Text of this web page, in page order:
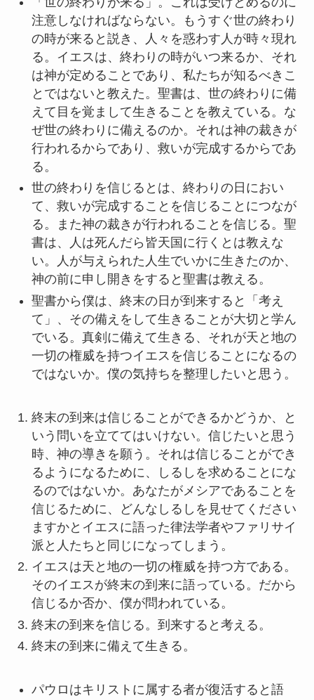
注意しなければならない。もうすぐ世の終わり
の時が来ると説き、人々を惑わす人が時々現れ
る。イエスは、終わりの時がいつ来るか、それ
は神が定めることであり、私たちが知るべきこ
とではないと教えた。聖書は、世の終わりに備
えて目を覚まして生きることを教えている。な
ぜ世の終わりに備えるのか。それは神の裁きが
行われるからであり、救いが完成するからであ
る。
世の終わりを信じるとは、終わりの日におい
て、救いが完成することを信じることにつなが
る。また神の裁きが行われることを信じる。聖
書は、人は死んだら皆天国に行くとは教えな
い。人が与えられた人生でいかに生きたのか、
神の前に申し開きをすると聖書は教える。
聖書から僕は、終末の日が到来すると「考え
て」、その備えをして生きることが大切と学ん
でいる。真剣に備えて生きる、それが天と地の
一切の権威を持つイエスを信じることになるの
ではないか。僕の気持ちを整理したいと思う。
終末の到来は信じることができるかどうか、と
いう問いを立ててはいけない。信じたいと思う
時、神の導きを願う。それは信じることができ
るようになるために、しるしを求めることにな
るのではないか。あなたがメシアであることを
信じるために、どんなしるしを見せてください
ますかとイエスに語った律法学者やファリサイ
派と人たちと同じになってしまう。
イエスは天と地の一切の権威を持つ方である。
そのイエスが終末の到来に語っている。だから
信じるか否か、僕が問われている。
終末の到来を信じる。到来すると考える。
終末の到来に備えて生きる。
パウロはキリストに属する者が復活すると語